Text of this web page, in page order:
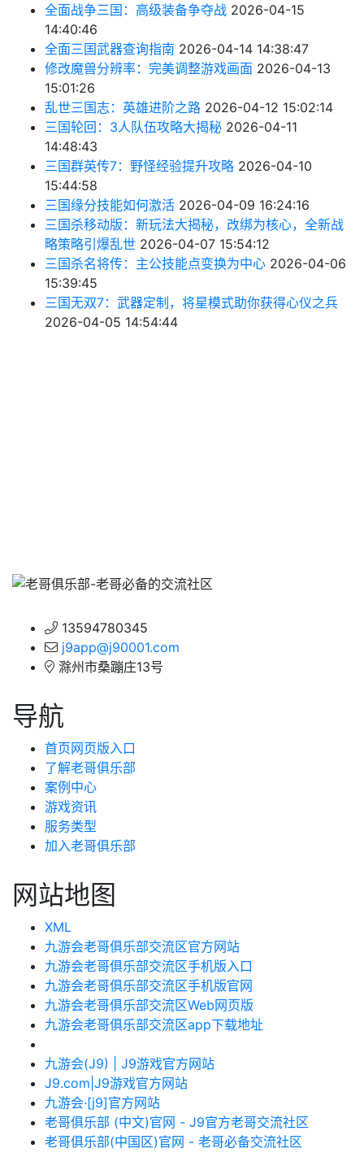
全面战争三国：高级装备争夺战 2026-04-15
14:40:46
全面三国武器查询指南 2026-04-14 14:38:47
修改魔兽分辨率：完美调整游戏画面 2026-04-13
15:01:26
乱世三国志：英雄进阶之路 2026-04-12 15:02:14
三国轮回：3人队伍攻略大揭秘 2026-04-11
14:48:43
三国群英传7：野怪经验提升攻略 2026-04-10
15:44:58
三国缘分技能如何激活 2026-04-09 16:24:16
三国杀移动版：新玩法大揭秘，改绑为核心，全新战
略策略引爆乱世 2026-04-07 15:54:12
三国杀名将传：主公技能点变换为中心 2026-04-06
15:39:45
三国无双7：武器定制，将星模式助你获得心仪之兵
2026-04-05 14:54:44
13594780345
j9app@j90001.com
滁州市桑蹦庄13号
导航
首页网页版入口
了解老哥俱乐部
案例中心
游戏资讯
服务类型
加入老哥俱乐部
网站地图
XML
九游会老哥俱乐部交流区官方网站
九游会老哥俱乐部交流区手机版入口
九游会老哥俱乐部交流区手机版官网
九游会老哥俱乐部交流区Web网页版
九游会老哥俱乐部交流区app下载地址
九游会(J9) | J9游戏官方网站
J9.com|J9游戏官方网站
九游会·[j9]官方网站
老哥俱乐部 (中文)官网 - J9官方老哥交流社区
老哥俱乐部(中国区)官网 - 老哥必备交流社区